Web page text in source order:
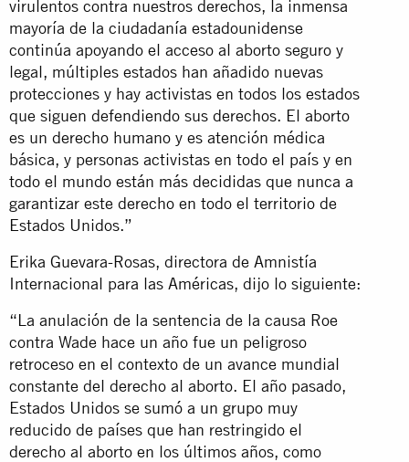
virulentos contra nuestros derechos, la inmensa
mayoría de la ciudadanía estadounidense
continúa apoyando el acceso al aborto seguro y
legal, múltiples estados han añadido nuevas
protecciones y hay activistas en todos los estados
que siguen defendiendo sus derechos. El aborto
es un derecho humano y es atención médica
básica, y personas activistas en todo el país y en
todo el mundo están más decididas que nunca a
garantizar este derecho en todo el territorio de
Estados Unidos.”
Erika Guevara-Rosas, directora de Amnistía
Internacional para las Américas, dijo lo siguiente:
“La anulación de la sentencia de la causa Roe
contra Wade hace un año fue un peligroso
retroceso en el contexto de un avance mundial
constante del derecho al aborto. El año pasado,
Estados Unidos se sumó a un grupo muy
reducido de países que han restringido el
derecho al aborto en los últimos años, como